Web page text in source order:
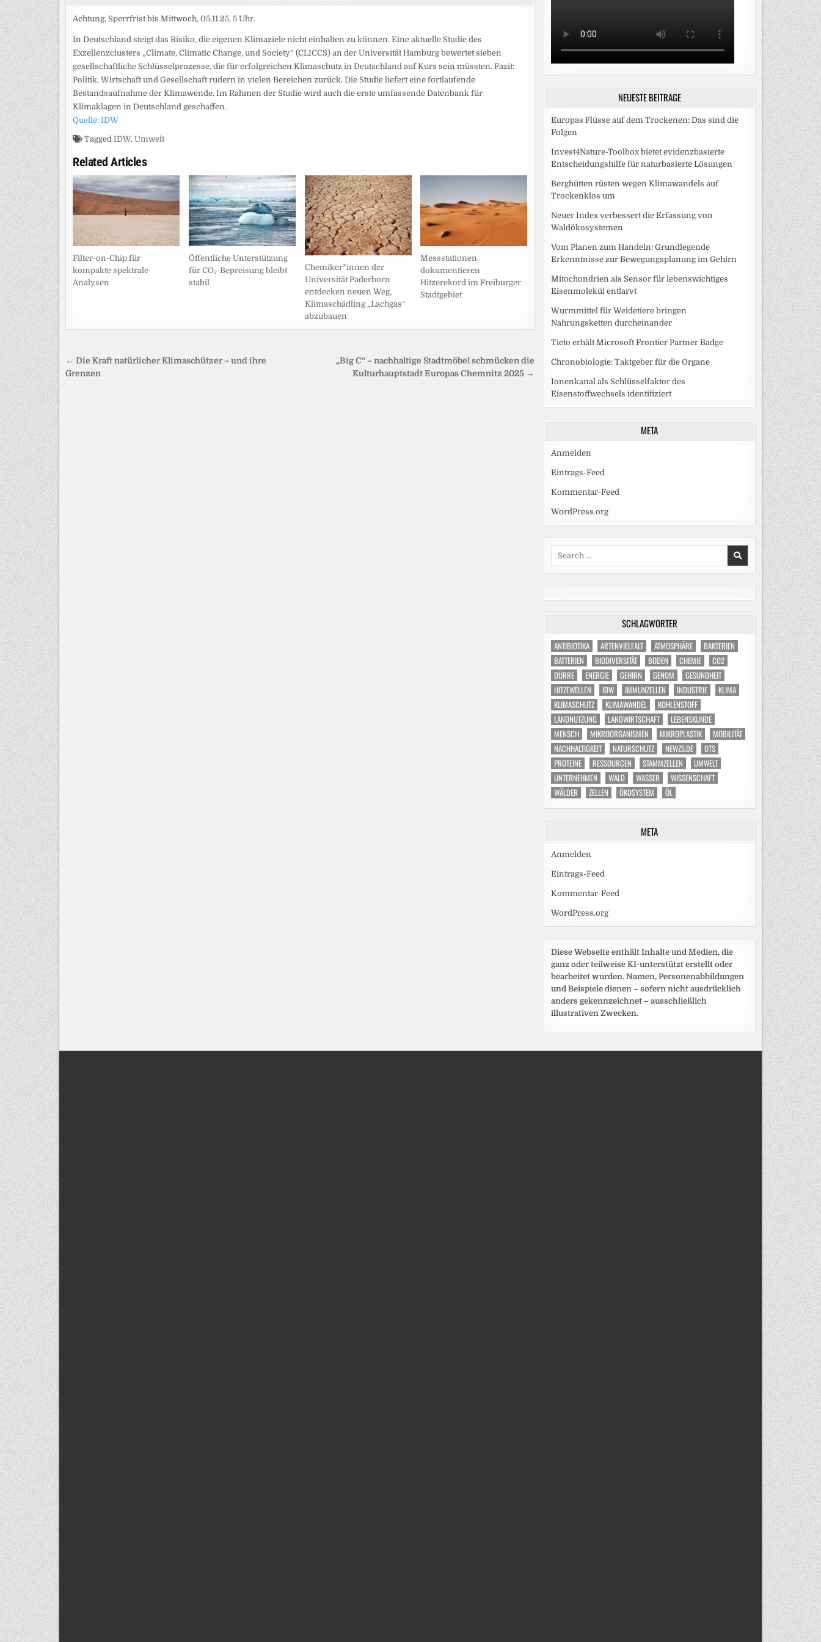
Achtung, Sperrfrist bis Mittwoch, 05.11.25, 5 Uhr.
In Deutschland steigt das Risiko, die eigenen Klimaziele nicht einhalten zu können. Eine aktuelle Studie des
Exzellenzclusters „Climate, Climatic Change, und Society“ (CLICCS) an der Universität Hamburg bewertet sieben
gesellschaftliche Schlüsselprozesse, die für erfolgreichen Klimaschutz in Deutschland auf Kurs sein müssten. Fazit:
Politik, Wirtschaft und Gesellschaft rudern in vielen Bereichen zurück. Die Studie liefert eine fortlaufende
Bestandsaufnahme der Klimawende. Im Rahmen der Studie wird auch die erste umfassende Datenbank für
Klimaklagen in Deutschland geschaffen.
Quelle: IDW
Tagged IDW, Umwelt
Related Articles
Filter-on-Chip für
kompakte spektrale
Analysen
Öffentliche Unterstützung
für CO₂-Bepreisung bleibt
stabil
Chemiker*innen der
Universität Paderborn
entdecken neuen Weg,
Klimaschädling „Lachgas“
abzubauen
Messstationen
dokumentieren
Hitzerekord im Freiburger
Stadtgebiet
Beitragsnavigation
„Big C“ – nachhaltige Stadtmöbel schmücken die
Kulturhauptstadt Europas Chemnitz 2025 →
← Die Kraft natürlicher Klimaschützer – und ihre
Grenzen
NEUESTE BEITRÄGE
Europas Flüsse auf dem Trockenen: Das sind die
Folgen
Invest4Nature-Toolbox bietet evidenzbasierte
Entscheidungshilfe für naturbasierte Lösungen
Berghütten rüsten wegen Klimawandels auf
Trockenklos um
Neuer Index verbessert die Erfassung von
Waldökosystemen
Vom Planen zum Handeln: Grundlegende
Erkenntnisse zur Bewegungsplanung im Gehirn
Mitochondrien als Sensor für lebenswichtiges
Eisenmolekül entlarvt
Wurmmittel für Weidetiere bringen
Nahrungsketten durcheinander
Tieto erhält Microsoft Frontier Partner Badge
Chronobiologie: Taktgeber für die Organe
Ionenkanal als Schlüsselfaktor des
Eisenstoffwechsels identifiziert
META
Anmelden
Eintrags-Feed
Kommentar-Feed
WordPress.org
SCHLAGWÖRTER
ANTIBIOTIKA ARTENVIELFALT ATMOSPHÄRE
BAKTERIEN
BATTERIEN
BIODIVERSITÄT BODEN CHEMIE
CO2
DÜRRE
ENERGIE GEHIRN GENOM
GESUNDHEIT
HITZEWELLEN
IDW IMMUNZELLEN INDUSTRIE
KLIMA
KLIMASCHUTZ
KLIMAWANDEL
KOHLENSTOFF
LANDNUTZUNG
LANDWIRTSCHAFT
LEBENSKUNDE
MENSCH
MIKROORGANISMEN MIKROPLASTIK
MOBILITÄT
NACHHALTIGKEIT
NATURSCHUTZ NEWZS.DE
OTS
PROTEINE
RESSOURCEN STAMMZELLEN
UMWELT
UNTERNEHMEN
WALD WASSER
WISSENSCHAFT
WÄLDER
ZELLEN ÖKOSYSTEM ÖL
META
Anmelden
Eintrags-Feed
Kommentar-Feed
WordPress.org
Diese Webseite enthält Inhalte und Medien, die
ganz oder teilweise KI-unterstützt erstellt oder
bearbeitet wurden. Namen, Personenabbildungen
und Beispiele dienen – sofern nicht ausdrücklich
anders gekennzeichnet – ausschließlich
illustrativen Zwecken.